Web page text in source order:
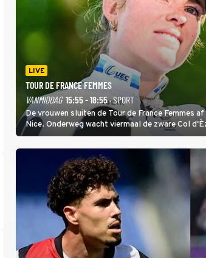
LIVE
TOUR DE FRANCE FEMMES
VANMIDDAG 15:55 - 18:55· SPORT
De vrouwen sluiten de Tour de France Femmes
Nice. Onderweg wacht viermaal de zware Col
Anglais krijgt de eindwinnaar de laatste gele trui.